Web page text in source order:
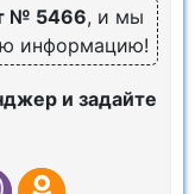
№ 5466, и мы
информацию!
и задайте